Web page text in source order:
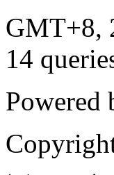
GMT+8,
14
Powered